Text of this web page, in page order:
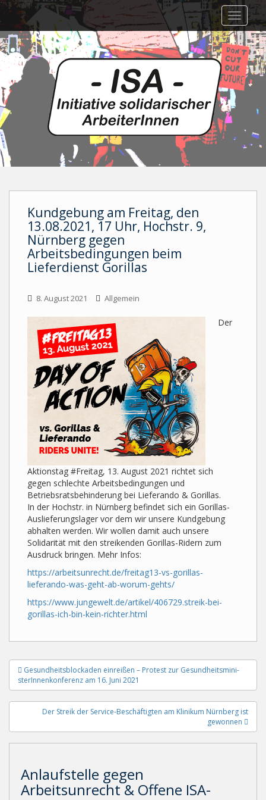
main
content
Kundgebung am Freitag, den
13.08.2021, 17 Uhr, Hochstr. 9,
Nürnberg gegen
Arbeitsbedingungen beim
Lieferdienst Gorillas
8. August 2021 Allgemein
Der
Aktionstag #Freitag, 13. August 2021 richtet sich
gegen schlechte Arbeitsbedingungen und
Betriebsratsbehinderung bei Lieferando & Gorillas.
In der Hochstr. in Nürnberg befindet sich ein Gorillas-
Auslieferungslager vor dem wir unsere Kundgebung
abhalten werden. Wir wollen damit auch unsere
Solidarität mit den streikenden Gorillas-Ridern zum
Ausdruck bringen. Mehr Infos:
https://arbeitsunrecht.de/freitag13-vs-gorillas-
lieferando-was-geht-ab-worum-gehts/
https://www.jungewelt.de/artikel/406729.streik-bei-
gorillas-ich-bin-kein-richter.html
Beitragsnavigation
Gesundheitsblockaden einreißen – Protest zur Gesundheits­mi­ni­
ster­Innen­kon­ferenz am 16. Juni 2021
Der Streik der Service-Beschäftigten am Klinikum Nürnberg ist
gewonnen
Anlaufstelle gegen
Arbeitsunrecht & Offene ISA-